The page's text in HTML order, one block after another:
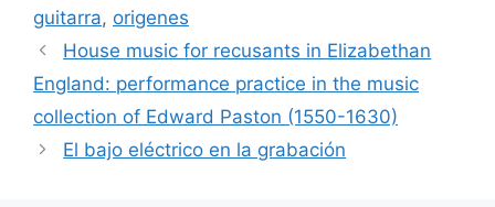
guitarra, origenes
House music for recusants in Elizabethan
England: performance practice in the music
collection of Edward Paston (1550-1630)
El bajo eléctrico en la grabación